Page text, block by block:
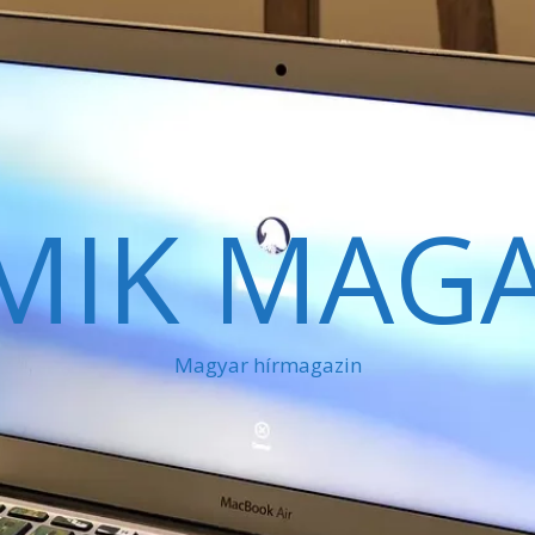
Magyar hírmagazin